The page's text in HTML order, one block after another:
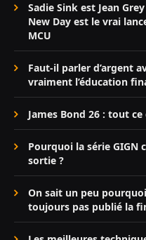
Sadie Sink est Jean
New Day est le vrai
MCU
Faut-il parler d’argent
vraiment l’éducation
James Bond 26 : tout
Pourquoi la série GIGN
sortie ?
On sait un peu
toujours pas publié la